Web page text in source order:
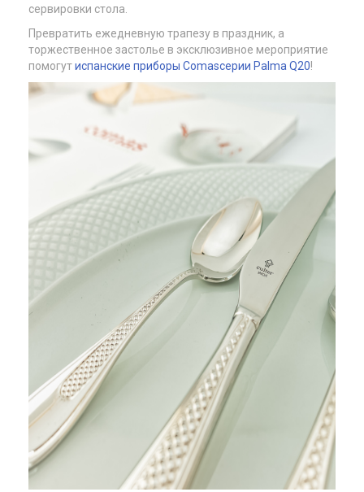
сервировки стола.
Превратить ежедневную трапезу в праздник, а
торжественное застолье в эксклюзивное мероприятие
помогутиспанские приборы Comasсерии Palma Q20!